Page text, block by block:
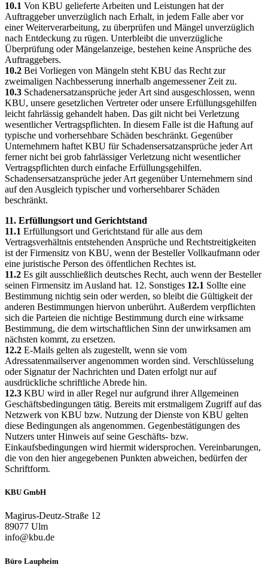
10.1 Von KBU gelieferte Arbeiten und Leistungen hat der
Auftraggeber unverzüglich nach Erhalt, in jedem Falle aber vor
einer Weiterverarbeitung, zu überprüfen und Mängel unverzüglich
nach Entdeckung zu rügen. Unterbleibt die unverzügliche
Überprüfung oder Mängelanzeige, bestehen keine Ansprüche des
Auftraggebers.
10.2 Bei Vorliegen von Mängeln steht KBU das Recht zur
zweimaligen Nachbesserung innerhalb angemessener Zeit zu.
10.3 Schadenersatzansprüche jeder Art sind ausgeschlossen, wenn
KBU, unsere gesetzlichen Vertreter oder unsere Erfüllungsgehilfen
leicht fahrlässig gehandelt haben. Das gilt nicht bei Verletzung
wesentlicher Vertragspflichten. In diesem Falle ist die Haftung auf
typische und vorhersehbare Schäden beschränkt. Gegenüber
Unternehmern haftet KBU für Schadensersatzansprüche jeder Art
ferner nicht bei grob fahrlässiger Verletzung nicht wesentlicher
Vertragspflichten durch einfache Erfüllungsgehilfen.
Schadensersatzansprüche jeder Art gegenüber Unternehmern sind
auf den Ausgleich typischer und vorhersehbarer Schäden
beschränkt.
11. Erfüllungsort und Gerichtstand
11.1 Erfüllungsort und Gerichtstand für alle aus dem
Vertragsverhältnis entstehenden Ansprüche und Rechtstreitigkeiten
ist der Firmensitz von KBU, wenn der Besteller Vollkaufmann oder
eine juristische Person des öffentlichen Rechtes ist.
11.2 Es gilt ausschließlich deutsches Recht, auch wenn der Besteller
seinen Firmensitz im Ausland hat. 12. Sonstiges 12.1 Sollte eine
Bestimmung nichtig sein oder werden, so bleibt die Gültigkeit der
anderen Bestimmungen hiervon unberührt. Außerdem verpflichten
sich die Parteien die nichtige Bestimmung durch eine wirksame
Bestimmung, die dem wirtschaftlichen Sinn der unwirksamen am
nächsten kommt, zu ersetzen.
12.2 E-Mails gelten als zugestellt, wenn sie vom
Adressatenmailserver angenommen worden sind. Verschlüsselung
oder Signatur der Nachrichten und Daten erfolgt nur auf
ausdrückliche schriftliche Abrede hin.
12.3 KBU wird in aller Regel nur aufgrund ihrer Allgemeinen
Geschäftsbedingungen tätig. Bereits mit erstmaligem Zugriff auf das
Netzwerk von KBU bzw. Nutzung der Dienste von KBU gelten
diese Bedingungen als angenommen. Gegenbestätigungen des
Nutzers unter Hinweis auf seine Geschäfts- bzw.
Einkaufsbedingungen wird hiermit widersprochen. Vereinbarungen,
die von den hier angegebenen Punkten abweichen, bedürfen der
Schriftform.
KBU GmbH
Magirus-Deutz-Straße 12
89077 Ulm
info@kbu.de
Büro Laupheim